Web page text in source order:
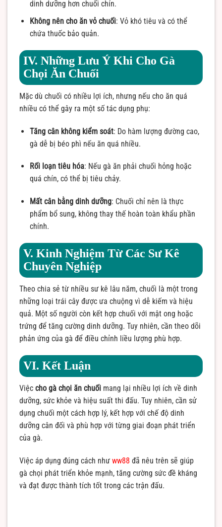
dinh dưỡng hơn chuối chín.
Không nên cho ăn vỏ chuối: Vỏ khó tiêu và có thể
chứa thuốc bảo quản.
IV. Những Lưu Ý Khi Cho Gà
Chọi Ăn Chuối
Mặc dù chuối có nhiều lợi ích, nhưng nếu cho ăn quá
nhiều có thể gây ra một số tác dụng phụ:
Tăng cân không kiểm soát: Do hàm lượng đường cao,
gà dễ bị béo phì nếu ăn quá nhiều.
Rối loạn tiêu hóa: Nếu gà ăn phải chuối hỏng hoặc
quá chín, có thể bị tiêu chảy.
Mất cân bằng dinh dưỡng: Chuối chỉ nên là thực
phẩm bổ sung, không thay thế hoàn toàn khẩu phần
chính.
V. Kinh Nghiệm Từ Các Sư Kê
Chuyên Nghiệp
Theo chia sẻ từ nhiều sư kê lâu năm, chuối là một trong
những loại trái cây được ưa chuộng vì dễ kiếm và hiệu
quả. Một số người còn kết hợp chuối với mật ong hoặc
trứng để tăng cường dinh dưỡng. Tuy nhiên, cần theo dõi
phản ứng của gà để điều chỉnh liều lượng phù hợp.
VI. Kết Luận
Việc cho gà chọi ăn chuối mang lại nhiều lợi ích về dinh
dưỡng, sức khỏe và hiệu suất thi đấu. Tuy nhiên, cần sử
dụng chuối một cách hợp lý, kết hợp với chế độ dinh
dưỡng cân đối và phù hợp với từng giai đoạn phát triển
của gà.
Việc áp dụng đúng cách như ww88 đã nêu trên sẽ giúp
gà chọi phát triển khỏe mạnh, tăng cường sức đề kháng
và đạt được thành tích tốt trong các trận đấu.